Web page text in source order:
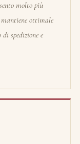
molto più
ottimale
spedizione e